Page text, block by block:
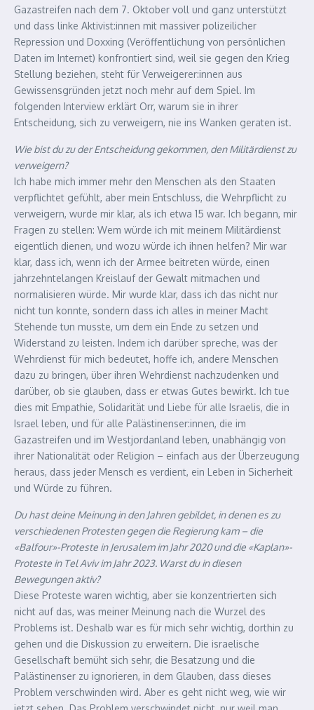
Gazastreifen nach dem 7. Oktober voll und ganz unterstützt
und dass linke Aktivist:innen mit massiver polizeilicher
Repression und Doxxing (Veröffentlichung von persönlichen
Daten im Internet) konfrontiert sind, weil sie gegen den Krieg
Stellung beziehen, steht für Verweigerer:innen aus
Gewissensgründen jetzt noch mehr auf dem Spiel. Im
folgenden Interview erklärt Orr, warum sie in ihrer
Entscheidung, sich zu verweigern, nie ins Wanken geraten ist.
Wie bist du zu der Entscheidung gekommen, den Militärdienst zu
verweigern?
Ich habe mich immer mehr den Menschen als den Staaten
verpflichtet gefühlt, aber mein Entschluss, die Wehrpflicht zu
verweigern, wurde mir klar, als ich etwa 15 war. Ich begann, mir
Fragen zu stellen: Wem würde ich mit meinem Militärdienst
eigentlich dienen, und wozu würde ich ihnen helfen? Mir war
klar, dass ich, wenn ich der Armee beitreten würde, einen
jahrzehntelangen Kreislauf der Gewalt mitmachen und
normalisieren würde. Mir wurde klar, dass ich das nicht nur
nicht tun konnte, sondern dass ich alles in meiner Macht
Stehende tun musste, um dem ein Ende zu setzen und
Widerstand zu leisten. Indem ich darüber spreche, was der
Wehrdienst für mich bedeutet, hoffe ich, andere Menschen
dazu zu bringen, über ihren Wehrdienst nachzudenken und
darüber, ob sie glauben, dass er etwas Gutes bewirkt. Ich tue
dies mit Empathie, Solidarität und Liebe für alle Israelis, die in
Israel leben, und für alle Palästinenser:innen, die im
Gazastreifen und im Westjordanland leben, unabhängig von
ihrer Nationalität oder Religion – einfach aus der Überzeugung
heraus, dass jeder Mensch es verdient, ein Leben in Sicherheit
und Würde zu führen.
Du hast deine Meinung in den Jahren gebildet, in denen es zu
verschiedenen Protesten gegen die Regierung kam – die
«Balfour»-Proteste in Jerusalem im Jahr 2020 und die «Kaplan»-
Proteste in Tel Aviv im Jahr 2023. Warst du in diesen
Bewegungen aktiv?
Diese Proteste waren wichtig, aber sie konzentrierten sich
nicht auf das, was meiner Meinung nach die Wurzel des
Problems ist. Deshalb war es für mich sehr wichtig, dorthin zu
gehen und die Diskussion zu erweitern. Die israelische
Gesellschaft bemüht sich sehr, die Besatzung und die
Palästinenser zu ignorieren, in dem Glauben, dass dieses
Problem verschwinden wird. Aber es geht nicht weg, wie wir